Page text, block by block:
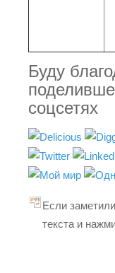
Буду
соцсетях
Если
текста и